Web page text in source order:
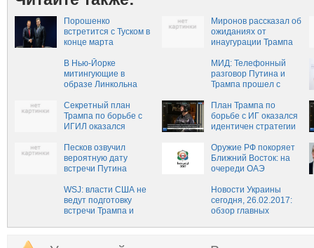
Порошенко
встретится с Туском в
конце марта
Миронов рассказал об
ожиданиях от
инаугурации Трампа
В Нью-Йорке
митингующие в
образе Линкольна‍
МИД: Телефонный
разговор Путина и
Трампа прошел с
совместную работу
Секретный план
Трампа по борьбе с
ИГИЛ оказался
стратегии Обамы
План Трампа по
борьбе с ИГ оказался
идентичен стратегии
Песков озвучил
вероятную дату
встречи Путина
Оружие РФ покоряет
Ближний Восток: на
очереди ОАЭ
WSJ: власти США не
ведут подготовку
встречи Трампа и
Новости Украины
сегодня, 26.02.2017:
обзор главных